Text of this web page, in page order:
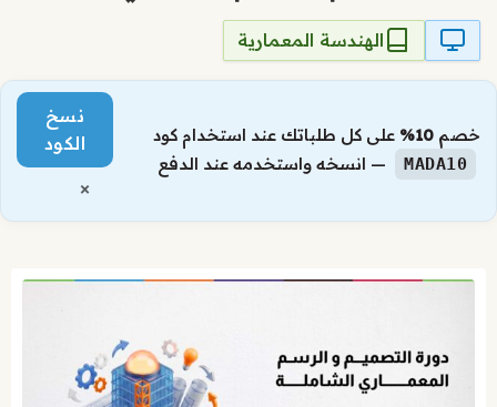
الهندسة المعمارية
خصم 10% على كل طلباتك عند استخدام كود
MADA10 — انسخه واستخدمه عند الدفع
نسخ
الكود
×